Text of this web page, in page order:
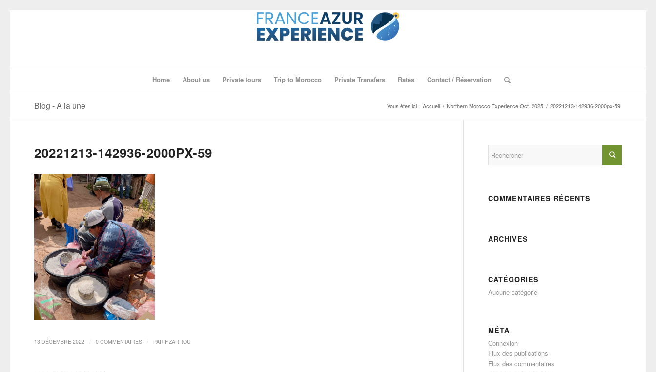
Home About us Private tours Trip to Morocco Private Transfers Rates Contact / Réservation
Blog - A la une Vous êtes ici : Accueil / Northern Morocco Experience Oct. 2025 / 20221213-142936-2000px-59
20221213-142936-2000PX-59
13 DÉCEMBRE 2022 0 COMMENTAIRES PAR F.ZARROU
COMMENTAIRES RÉCENTS
ARCHIVES
CATÉGORIES
Aucune catégorie
MÉTA
Connexion
Flux des publications
Flux des commentaires